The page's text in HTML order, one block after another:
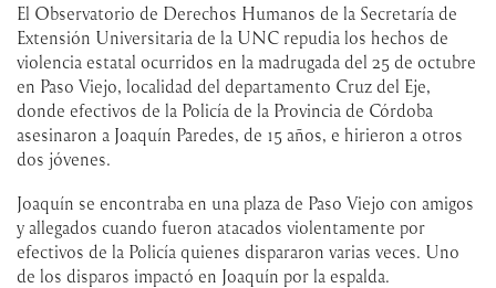
El Observatorio de Derechos Humanos de la Secretaría de
Extensión Universitaria de la UNC repudia los hechos de
violencia estatal ocurridos en la madrugada del 25 de octubre
en Paso Viejo, localidad del departamento Cruz del Eje,
donde efectivos de la Policía de la Provincia de Córdoba
asesinaron a Joaquín Paredes, de 15 años, e hirieron a otros
dos jóvenes.
Joaquín se encontraba en una plaza de Paso Viejo con amigos
y allegados cuando fueron atacados violentamente por
efectivos de la Policía quienes dispararon varias veces. Uno
de los disparos impactó en Joaquín por la espalda.